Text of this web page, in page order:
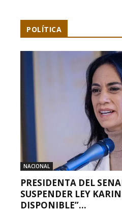
POLÍTICA
NACIONAL
PRESIDENTA DEL
SUSPENDER LEY
DISPONIBLE”...